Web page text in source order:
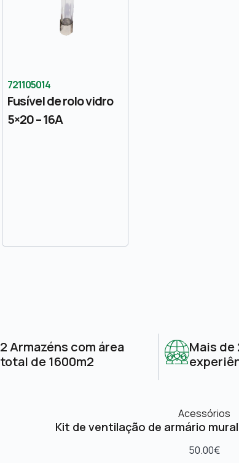
721105014
Fusível de rolo vidro
5×20 – 16A
2 Armazéns com área
total de 1600m2
Mais de
Acessórios
Kit de ventilação de armário
50.00€